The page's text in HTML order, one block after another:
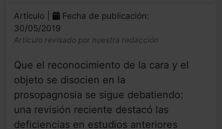
Artículo |
Fecha de publicación:
30/05/2019
Artículo revisado por nuestra redacción
Que el reconocimiento de la cara y el
objeto se disocien en la
prosopagnosia se sigue debatiendo:
una revisión reciente destacó las
deficiencias en estudios anteriores